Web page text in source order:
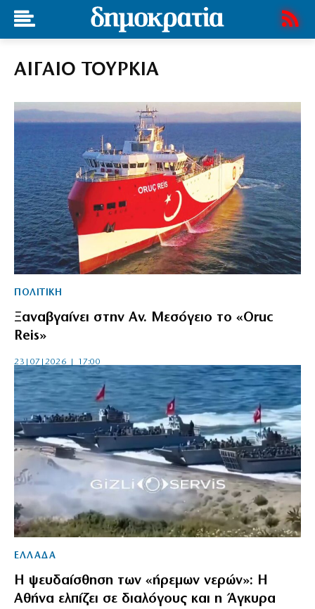
ΑΙΓΑΙΟ ΤΟΥΡΚΙΑ
ΠΟΛΙΤΙΚΗ
Ξαναβγαίνει στην Αν. Μεσόγειο το «Oruc
Reis»
23|07|2026 | 17:00
ΕΛΛΑΔΑ
Η ψευδαίσθηση των «ήρεμων νερών»: Η
Αθήνα ελπίζει σε διαλόγους και η Άγκυρα